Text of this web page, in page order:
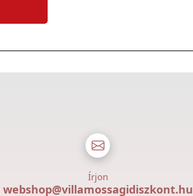
Írjon
webshop@villamossagidiszkont.hu